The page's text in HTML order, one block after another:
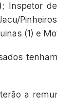
Inspetor
(1) e
a